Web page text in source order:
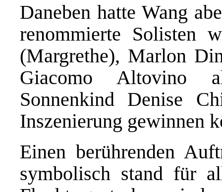
Daneben hatte Wang
renommierte Solisten
(Margrethe), Marlon
Giacomo Altovino
Sonnenkind Denise
Inszenierung gewinnen
Einen berührenden
symbolisch stand für